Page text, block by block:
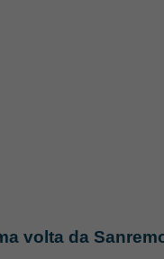
volta da